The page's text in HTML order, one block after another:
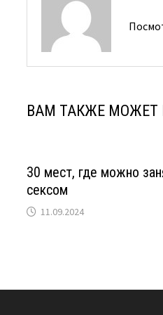
ВАМ ТАКЖЕ МОЖЕТ
30 мест, где можно
сексом
11.09.2024